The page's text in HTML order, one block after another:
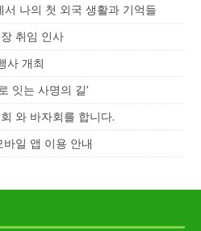
나의 첫 외국 생활과 기억들
취임 인사
사 개최
잇는 사명의 길’
와 바자회를 합니다.
일 앱 이용 안내